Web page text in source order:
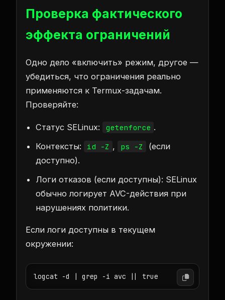
Проверка фактического
эффекта ограничений
Одно дело «включить» режим, другое —
убедиться, что ограничения реально
применяются к Termux-задачам.
Проверяйте:
Статус SELinux: getenforce .
Контексты:
id -Z , ps -Z
(если
доступно).
Логи отказов (если доступны): SELinux
обычно логирует AVC-действия при
нарушениях политики.
Если логи доступны в текущем
окружении:
logcat -d | grep -i avc || true